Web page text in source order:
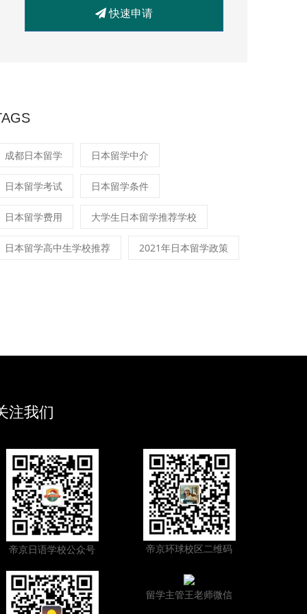
快速申请
成都日本留学 日本留学中介
日本留学考试 日本留学条件
日本留学费用 大学生日本留学推荐学校
日本留学高中生学校推荐 2021年日本留学政策
注我们
帝京日语学校公众号 帝京环球校区二维码
留学主管王老师微信